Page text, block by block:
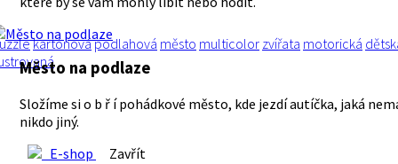
kartónovápodlahová město multicolor zvířata motorická
Město na podlaze
Složíme si o b ř í pohádkové město, kde jezdí autíčka, jaká
nikdo jiný.
E-shop
Zavřít